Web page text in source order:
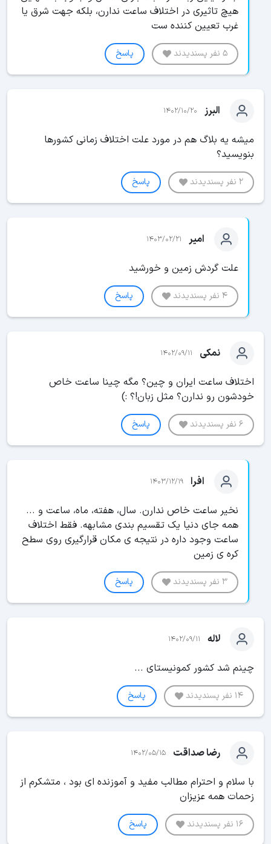
هیچ تاثیری در اختلاف ساعت ندارن، بلکه جهت شرق یا
غرب تعیین کننده ست
5 نفر پسندیدند پاسخ
البرز 1402/10/20
میشه یه بلاگ هم در مورد علت اختلاف زمانی کشورها
بنویسید؟
2 نفر پسندیدند پاسخ
امیر 1403/02/21
علت گردش زمین و خورشید
4 نفر پسندیدند پاسخ
نمکی 1402/09/11
اختلاف ساعت ایران و چین؟ مگه چینا ساعت خاص
خودشون رو ندارن؟ مثل زبان!؟ :)
6 نفر پسندیدند پاسخ
افرا 1403/12/19
نخیر ساعت خاص ندارن. سال، هفته، ماه، ساعت و ...
همه جای دنیا یک تقسیم بندی مشابهه. فقط اختلاف
ساعت وجود داره در نتیجه ی مکان قرارگیری روی سطح
کره ی زمین
3 نفر پسندیدند پاسخ
لاله 1402/09/11
چینم شد کشور کمونیستای ...
14 نفر پسندیدند پاسخ
رضا صداقت 1402/05/15
با سلام و احترام مطالب مفید و آموزنده ای بود ، متشکرم از
زحمات همه عزیزان
16 نفر پسندیدند پاسخ